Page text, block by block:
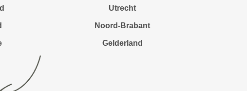
Utrecht
Noord-Brabant
Gelderland